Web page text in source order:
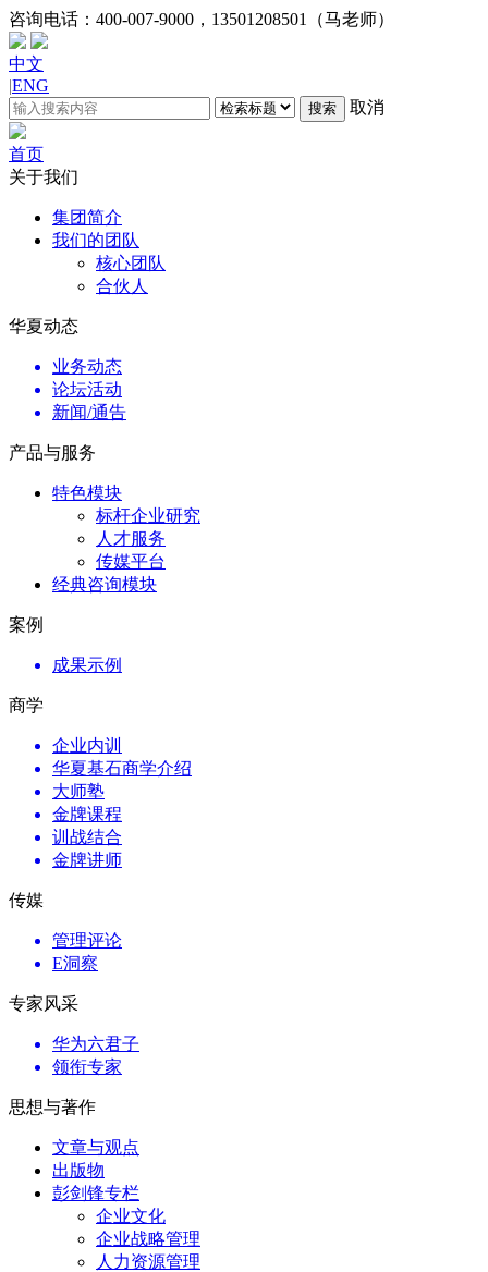
咨询电话： 400-007-9000，13501208501（马老师）
中文
|ENG
搜索 取消
首页
关于我们
集团简介
我们的团队
核心团队
合伙人
华夏动态
业务动态
论坛活动
新闻/通告
产品与服务
特色模块
标杆企业研究
人才服务
传媒平台
经典咨询模块
案例
成果示例
商学
企业内训
华夏基石商学介绍
大师塾
金牌课程
训战结合
金牌讲师
传媒
管理评论
E洞察
专家风采
华为六君子
领衔专家
思想与著作
文章与观点
出版物
彭剑锋专栏
企业文化
企业战略管理
人力资源管理